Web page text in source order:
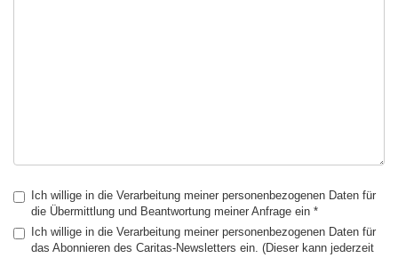
Ich willige in die Verarbeitung meiner personenbezogenen Daten für
die Übermittlung und Beantwortung meiner Anfrage ein *
Ich willige in die Verarbeitung meiner personenbezogenen Daten für
das Abonnieren des Caritas-Newsletters ein. (Dieser kann jederzeit